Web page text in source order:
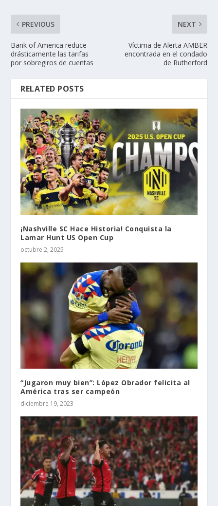
PREVIOUS
Bank of America reduce
drásticamente las tarifas
por sobregiros de cuentas
NEXT
Víctima de Alerta AMBER
encontrada en el condado
de Rutherford
RELATED POSTS
¡Nashville SC Hace Historia! Conquista la
Lamar Hunt US Open Cup
octubre 2, 2025
“Jugaron muy bien”: López Obrador felicita al
América tras ser campeón
diciembre 19, 2023